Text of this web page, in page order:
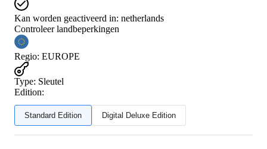
Kan worden geactiveerd in: netherlands
Controleer landbeperkingen
Regio: EUROPE
Type: Sleutel
Edition:
Standard Edition Digital Deluxe Edition